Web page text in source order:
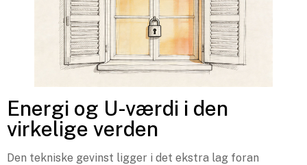
Energi og U-værdi i den
virkelige verden
Den tekniske gevinst ligger i det ekstra lag foran